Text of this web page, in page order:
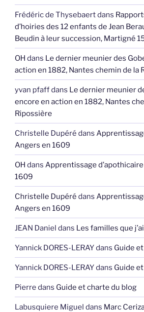
Frédéric de Thysebaertdans
d’hoiries des 12 enfants de Jean
Beudin à leur succession, Martigné
OH dans Le dernier meunier des
action en 1882, Nantes chemin de la
yvan pfaffdans Le dernier meunier
encore en action en 1882, Nantes
Ripossière
Christelle Dupéré dans
Angers en 1609
OH dans Apprentissage
1609
Christelle Dupéré dans
Angers en 1609
JEAN Daniel dans Les familles que
Yannick DORES-LERAYdans Guide
Yannick DORES-LERAYdans Guide
Pierre dans Guide et charte du blog
Labusquiere Miguel dans Marc